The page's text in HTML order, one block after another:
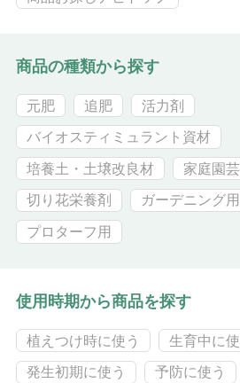
商品の種類から探す
元肥 追肥 活力剤
バイオスティミュラント資材
培養土・土壌改良材 家庭園
切り花栄養剤 ガーデニング
プロターフ用
使用時期から商品を探す
植えつけ時に使う 生育中に使
発生初期に使う 予防に使う